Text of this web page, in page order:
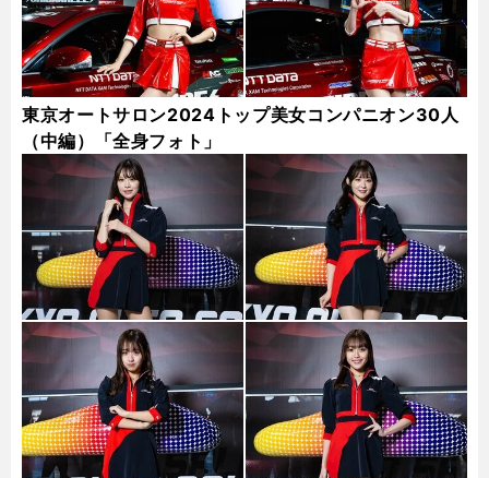
東京オートサロン2024トップ美女コンパニオン30人
（中編）「全身フォト」